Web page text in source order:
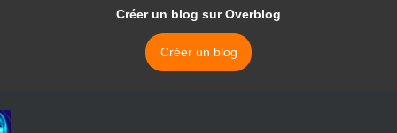
Créer un blog sur Overblog
Créer un blog